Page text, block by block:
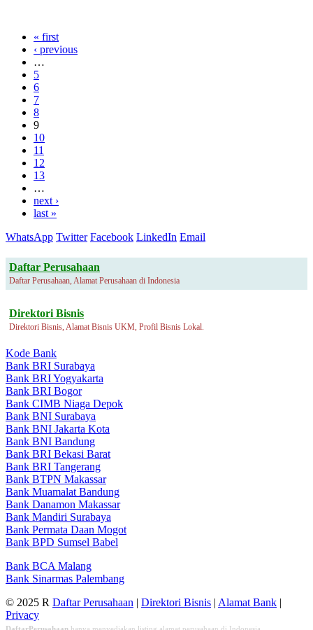
« first
‹ previous
…
5
6
7
8
9
10
11
12
13
…
next ›
last »
WhatsApp Twitter Facebook LinkedIn Email
Daftar Perusahaan
Daftar Perusahaan, Alamat Perusahaan di Indonesia
Direktori Bisnis
Direktori Bisnis, Alamat Bisnis UKM, Profil Bisnis Lokal.
Kode Bank
Bank BRI Surabaya
Bank BRI Yogyakarta
Bank BRI Bogor
Bank CIMB Niaga Depok
Bank BNI Surabaya
Bank BNI Jakarta Kota
Bank BNI Bandung
Bank BRI Bekasi Barat
Bank BRI Tangerang
Bank BTPN Makassar
Bank Muamalat Bandung
Bank Danamon Makassar
Bank Mandiri Surabaya
Bank Permata Daan Mogot
Bank BPD Sumsel Babel
Bank BCA Malang
Bank Sinarmas Palembang
© 2025 R Daftar Perusahaan | Direktori Bisnis | Alamat Bank |
Privacy